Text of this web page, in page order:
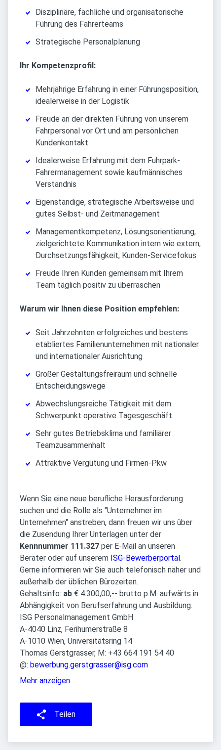
Disziplinäre, fachliche und organisatorische
Führung des Fahrerteams
Strategische Personalplanung
Ihr Kompetenzprofil:
Mehrjährige Erfahrung in einer Führungsposition,
idealerweise in der Logistik
Freude an der direkten Führung von unserem
Fahrpersonal vor Ort und am persönlichen
Kundenkontakt
Idealerweise Erfahrung mit dem Fuhrpark-
Fahrermanagement sowie kaufmännisches
Verständnis
Eigenständige, strategische Arbeitsweise und
gutes Selbst- und Zeitmanagement
Managementkompetenz, Lösungsorientierung,
zielgerichtete Kommunikation intern wie extern,
Durchsetzungsfähigkeit, Kunden-Servicefokus
Freude Ihren Kunden gemeinsam mit Ihrem
Team täglich positiv zu überraschen
Warum wir Ihnen diese Position empfehlen:
Seit Jahrzehnten erfolgreiches und bestens
etabliertes Familienunternehmen mit nationaler
und internationaler Ausrichtung
Großer Gestaltungsfreiraum und schnelle
Entscheidungswege
Abwechslungsreiche Tätigkeit mit dem
Schwerpunkt operative Tagesgeschäft
Sehr gutes Betriebsklima und familiärer
Teamzusammenhalt
Attraktive Vergütung und Firmen-Pkw
Wenn Sie eine neue berufliche Herausforderung
suchen und die Rolle als "Unternehmer im
Unternehmen" anstreben, dann freuen wir uns über
die Zusendung Ihrer Unterlagen unter der
Kennnummer 111.327 per E-Mail an unseren
Berater oder auf unserem ISG-Bewerberportal .
Gerne informieren wir Sie auch telefonisch näher und
außerhalb der üblichen Bürozeiten.
Gehaltsinfo: ab € 4.300,00,-- brutto p.M. aufwärts in
Abhängigkeit von Berufserfahrung und Ausbildung.
ISG Personalmanagement GmbH
A-4040 Linz, Ferihumerstraße 8
A-1010 Wien, Universitätsring 14
Thomas Gerstgrasser, M: +43 664 191 54 40
@: bewerbung.gerstgrasser@isg.com
Mehr anzeigen
Teilen